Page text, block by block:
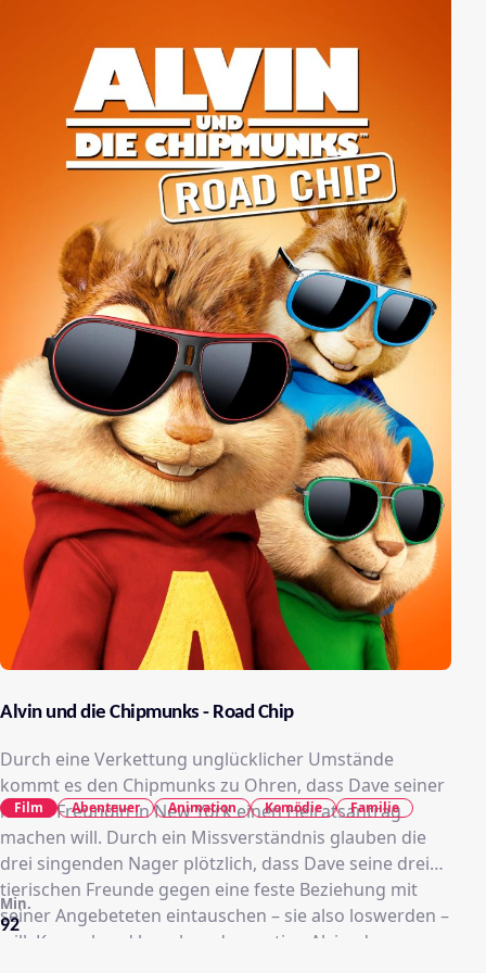
Erinnerungen an die Zeit vor seinem Camp-Aufenthalt
und an seine erst große Liebe, Charlie. Dieser hat
jedoch die Hoffnung nicht aufgegeben und beginnt,
trotz aller widrigen Umstände, um James zu kämpfen.
Nach und nach beginnt James‘ Hetero-Fassade
zubröckeln… Sinnlich, romantisch und dramatisch
zugleich. Ein Film, der es erfolgreich wagt, große
Gefühle zu zeigen.
Alvin und die Chipmunks - Road Chip
Durch eine Verkettung unglücklicher Umstände
kommt es den Chipmunks zu Ohren, dass Dave seiner
neuen Freundin in New York einen Heiratsantrag
machen will. Durch ein Missverständnis glauben die
drei singenden Nager plötzlich, dass Dave seine drei
tierischen Freunde gegen eine feste Beziehung mit
seiner Angebeteten eintauschen – sie also loswerden –
will. Kurzerhand begeben der mutige Alvin, der
92
Min.
Film Abenteuer Animation Komödie Familie